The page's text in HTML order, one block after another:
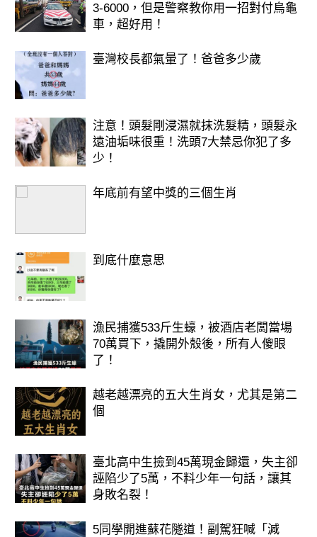
3-6000，但是警察教你用一招對付烏龜
車，超好用！
臺灣校長都氣暈了！爸爸多少歲
注意！頭髮剛浸濕就抹洗髮精，頭髮永
遠油垢味很重！洗頭7大禁忌你犯了多
少！
年底前有望中獎的三個生肖
到底什麼意思
漁民捕獲533斤生蠔，被酒店老闆當場
70萬買下，撬開外殼後，所有人傻眼
了！
越老越漂亮的五大生肖女，尤其是第二
個
臺北高中生撿到45萬現金歸還，失主卻
誣陷少了5萬，不料少年一句話，讓其
身敗名裂！
5同學開進蘇花隧道！副駕狂喊「減